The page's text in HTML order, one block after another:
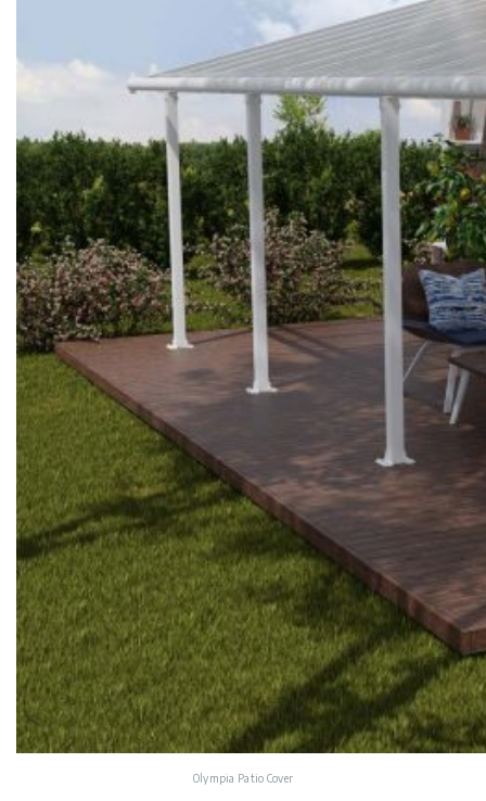
Olympia Patio Cover